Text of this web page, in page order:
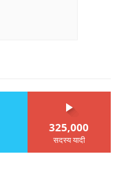
325,000
सदस्य यादी